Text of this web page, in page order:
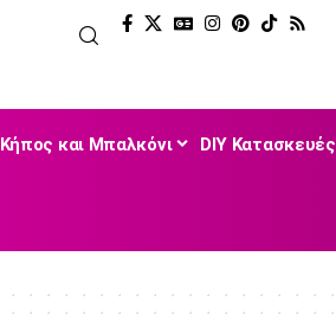
Κήπος και Μπαλκόνι DIY Κατασκευές